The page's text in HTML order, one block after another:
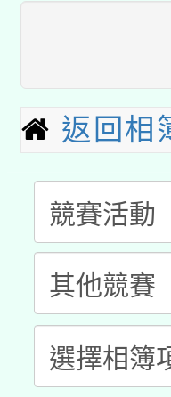
用水
桃園
2026
本校
招甄選
招)
適應運
本館辦
暨閱讀
科技
礎課程
A3數
「數位
pilot」
有關大
薪期間
轉知經
返回相